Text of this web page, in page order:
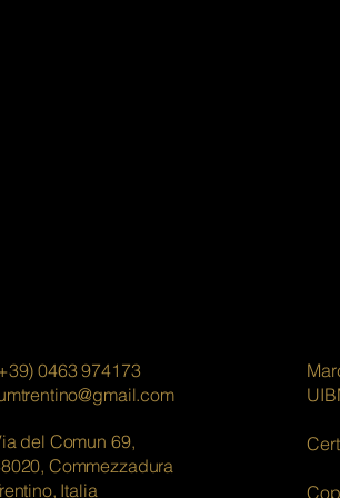
0463 974173
del Comun 69,
Commezzadura
Italia